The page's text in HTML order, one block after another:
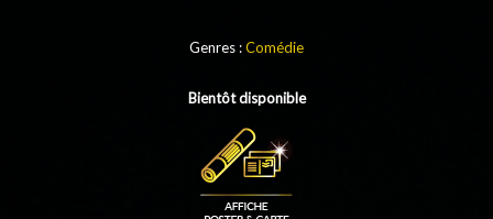
Genres :Comédie
Bientôt disponible